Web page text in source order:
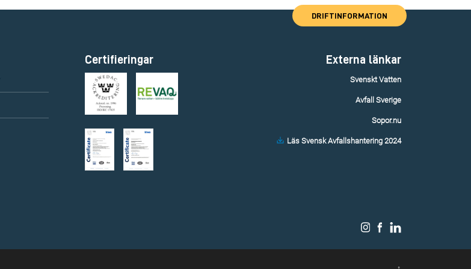
DRIFTINFORMATION
Certifieringar Externa länkar
Svenskt Vatten
Avfall Sverige
Sopor.nu
Läs Svensk Avfallshantering 2024